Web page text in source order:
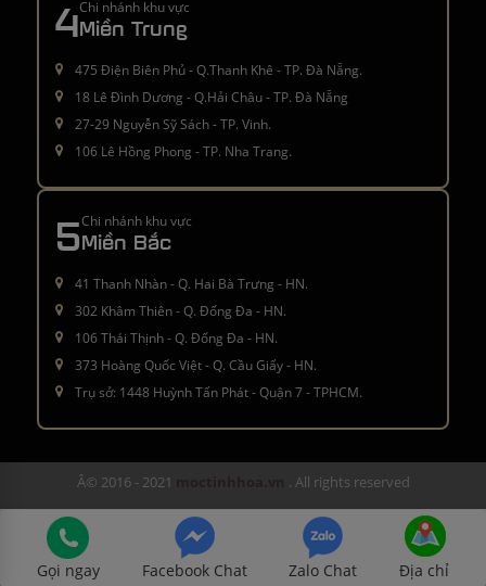
Gọi ngay Facebook Chat Zalo Chat Địa chỉ
4Chi nhánh khu vực
Miền Trung
475 Điện Biên Phủ - Q.Thanh Khê - TP. Đà Nẵng.
18 Lê Đình Dương - Q.Hải Châu - TP. Đà Nẵng
27-29 Nguyễn Sỹ Sách - TP. Vinh.
106 Lê Hồng Phong - TP. Nha Trang.
5Chi nhánh khu vực
Miền Bắc
41 Thanh Nhàn - Q. Hai Bà Trưng - HN.
302 Khâm Thiên - Q. Đống Đa - HN.
106 Thái Thịnh - Q. Đống Đa - HN.
373 Hoàng Quốc Việt - Q. Cầu Giấy - HN.
Trụ sở: 1448 Huỳnh Tấn Phát - Quận 7 - TPHCM.
Â© 2016 - 2021 . All rights reserved